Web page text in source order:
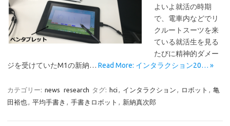
よいよ就活の時期
で、電車内などでリ
クルートスーツを来
ている就活生を見る
たびに精神的ダメー
ジを受けていたM1の新納… Read More: インタラクション20… »
カテゴリー: news research タグ: hci , インタラクション , ロボット , 亀
田裕也, 平均手書き , 手書きロボット , 新納真次郎